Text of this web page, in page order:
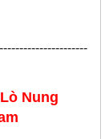
Nung